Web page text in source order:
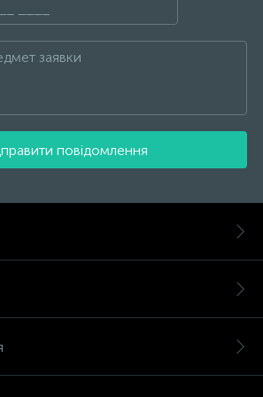
повідомлення